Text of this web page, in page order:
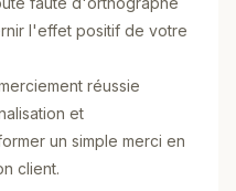
l'effet positif de votre
réussie
et
un simple merci en
client.